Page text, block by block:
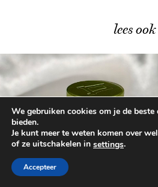
lees ook
Mijn review
We gebruiken cookies om je de
bieden.
Je kunt meer te weten komen over
of ze uitschakelen in settings.
Accepteer